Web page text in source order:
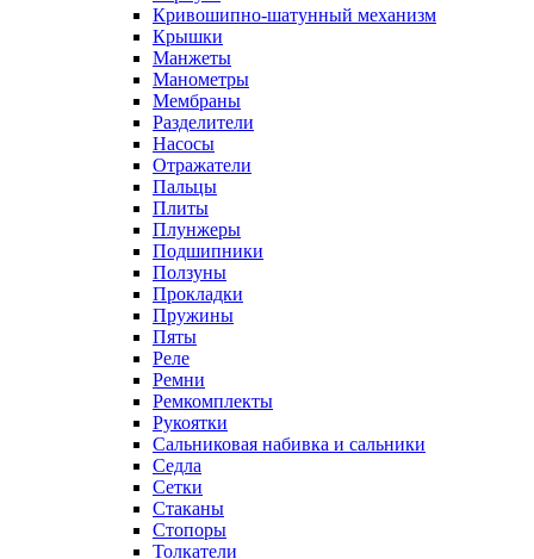
Кривошипно-шатунный механизм
Крышки
Манжеты
Манометры
Мембраны
Разделители
Насосы
Отражатели
Пальцы
Плиты
Плунжеры
Подшипники
Ползуны
Прокладки
Пружины
Пяты
Реле
Ремни
Ремкомплекты
Рукоятки
Сальниковая набивка и сальники
Седла
Сетки
Стаканы
Стопоры
Толкатели